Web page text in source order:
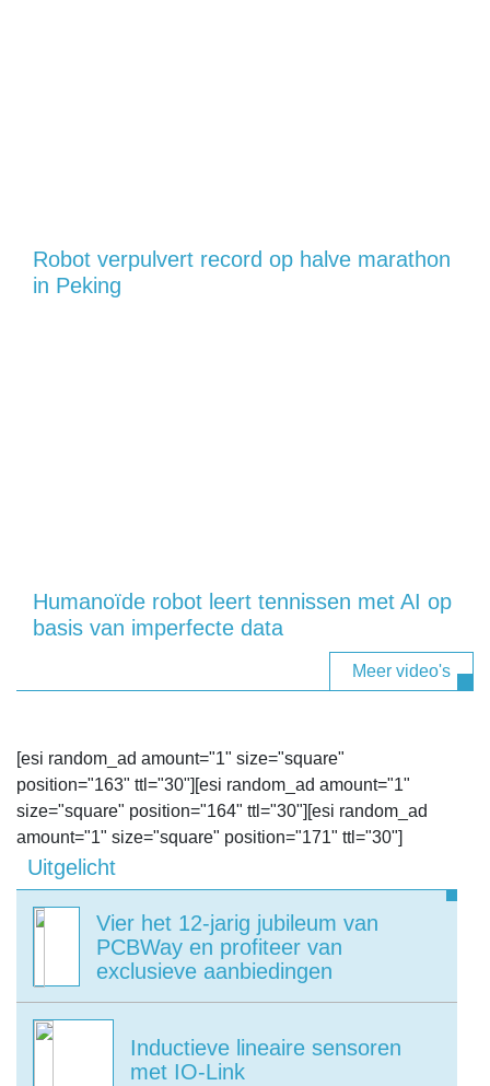
Robot verpulvert record op halve marathon
in Peking
Humanoïde robot leert tennissen met AI op
basis van imperfecte data
Meer video's
[esi random_ad amount="1" size="square"
position="163" ttl="30"][esi random_ad amount="1"
size="square" position="164" ttl="30"][esi random_ad
amount="1" size="square" position="171" ttl="30"]
Uitgelicht
Vier het 12-jarig jubileum van
PCBWay en profiteer van
exclusieve aanbiedingen
Inductieve lineaire sensoren
met IO-Link